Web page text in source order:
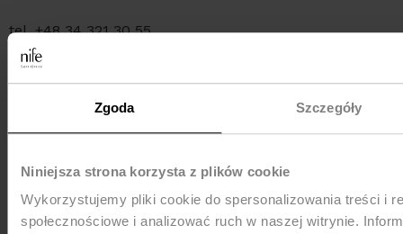
Zgoda Szczegóły
Niniejsza strona korzysta z plików cookie
Wykorzystujemy pliki cookie do spersonalizowania treści i
społecznościowe i analizować ruch w naszej witrynie.
tel. +48 34 321 30 55
e-mail:
MEDIA e-mail:pr@nife.pl
WYSYŁKA